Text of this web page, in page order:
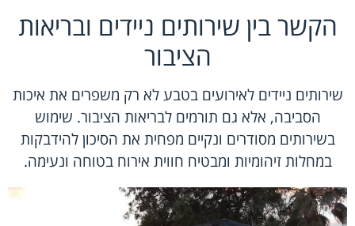
הקשר בין שירותים ניידים ובריאות
הציבור
שירותים ניידים לאירועים בטבע לא רק משפרים את איכות
הסביבה, אלא גם תורמים לבריאות הציבור. שימוש
בשירותים מסודרים ונקיים מפחית את הסיכון להידבקות
במחלות זיהומיות ומבטיח חווית אירוח בטוחה ונעימה.